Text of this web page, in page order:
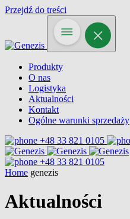
Przejdź do treści
Produkty
O nas
Logistyka
Aktualności
Kontakt
Ogólne warunki sprzedaży
+48 33 821 0105
+48 33 821 0105
Home genezis
Aktualności